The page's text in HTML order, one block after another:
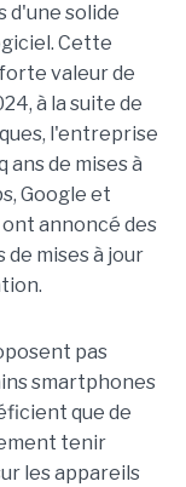
d'une solide
Cette
valeur de
à la suite de
l'entreprise
de mises à
Google et
annoncé des
mises à jour
pas
smartphones
que de
tenir
les appareils